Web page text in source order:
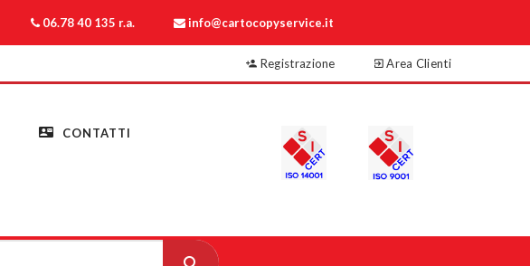
06.78 40 135 r.a. info@cartocopyservice.it
Registrazione Area Clienti
CONTATTI